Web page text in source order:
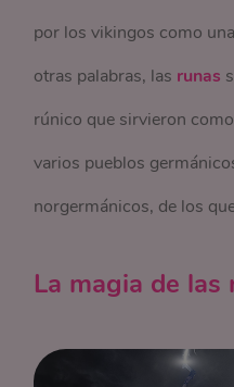
por los vikingos como
otras palabras, las runas
rúnico que sirvieron
varios pueblos
norgermánicos, de los
La magia de las